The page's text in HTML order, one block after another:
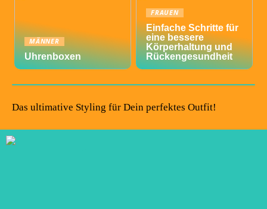
MÄNNER
Uhrenboxen
FRAUEN
Einfache Schritte für
eine bessere
Körperhaltung und
Rückengesundheit
Das ultimative Styling für Dein perfektes Outfit!